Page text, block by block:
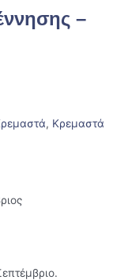
–
, Κρεμαστά